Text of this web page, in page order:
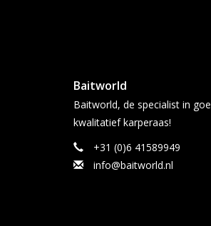
Baitworld
Baitworld, de specialist in
kwalitatief karperaas!
+31 (0)6 41589949
info@baitworld.nl